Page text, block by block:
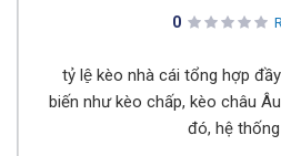
0
tỷ lệ̣ kèo nhà cái tổng hợp
biến như kèo chấp, kèo châu
đó, hệ